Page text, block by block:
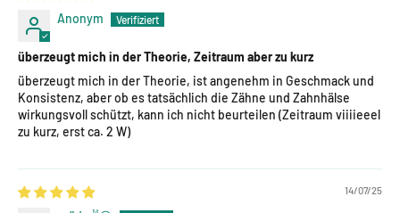
Anonym
überzeugt mich in der Theorie, Zeitraum aber zu kurz
überzeugt mich in der Theorie, ist angenehm in Geschmack und
Konsistenz, aber ob es tatsächlich die Zähne und Zahnhälse
wirkungsvoll schützt, kann ich nicht beurteilen (Zeitraum viiiieeel
zu kurz, erst ca. 2 W)
14/07/25